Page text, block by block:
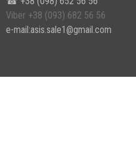
Viber +38 (093) 682 56 56
e-mail:asis.sale1@gmail.com